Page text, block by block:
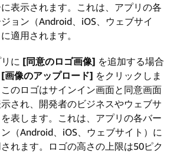
表示されます。これは、アプリの各
ョン（Android、iOS、ウェブサイ
に適用されます。
に [同意のロゴ画像] を追加する場合
[画像のアップロード] をクリックしま
のロゴはサインイン画面と同意画面
され、開発者のビジネスやウェブサ
表します。これは、アプリの各バー
（Android、iOS、ウェブサイト）に
れます。ロゴの高さの上限は50ピク